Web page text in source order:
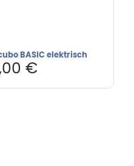
BASIC elektrisch
€